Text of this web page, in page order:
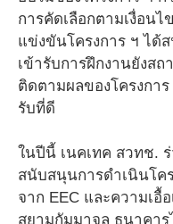
การคัดเลือกตามเงื่อน
แข่งขันโครงการ ฯ ได้
เข้ารับการฝึกงานยังส
ติดตามผลของโครงกา
รับที่ดี
ในปีนี้ เนคเทค สวทช.
สนับสนุนการดำเนินโค
จาก EEC และความเอื้
สยามกัมมาจล ธนาคา